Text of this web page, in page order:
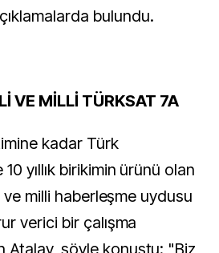
bulundu.
VE MİLLİ TÜRKSAT 7A
kadar Türk
yıllık birikimin ürünü olan
milli haberleşme uydusu
verici bir çalışma
Atalay, şöyle konuştu: "Biz